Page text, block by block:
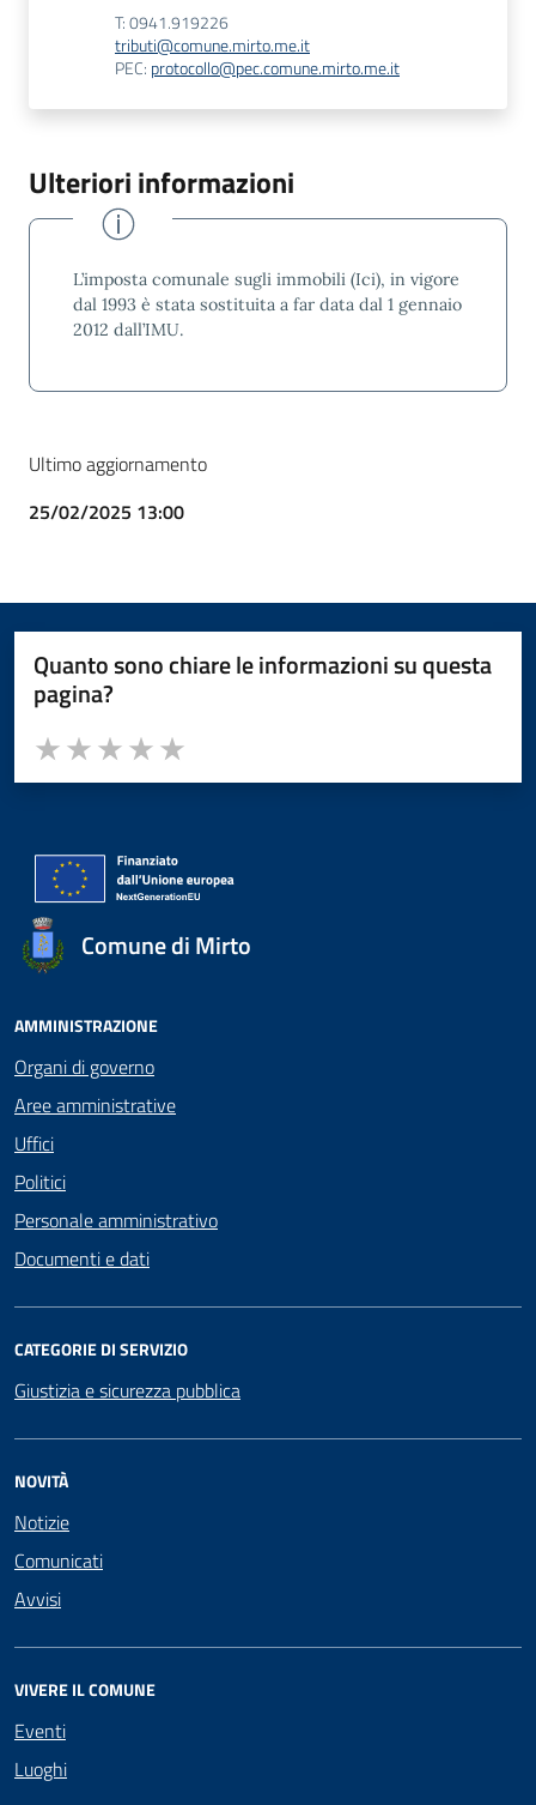
T: 0941.919226
tributi@comune.mirto.me.it
PEC: protocollo@pec.comune.mirto.me.it
Ulteriori informazioni
L’imposta comunale sugli immobili (Ici), in vigore
dal 1993 è stata sostituita a far data dal 1 gennaio
2012 dall’IMU.
Ultimo aggiornamento
25/02/2025 13:00
Quanto sono chiare le informazioni su questa
pagina?
Valuta da 1 a 5 stelle la pagina
Valuta 5 stelle su 5
Valuta 4 stelle su 5
Valuta 3 stelle su 5
Valuta 2 stelle su 5
Valuta 1 stelle su 5
Comune di Mirto
AMMINISTRAZIONE
Organi di governo
Aree amministrative
Uffici
Politici
Personale amministrativo
Documenti e dati
CATEGORIE DI SERVIZIO
Giustizia e sicurezza pubblica
NOVITÀ
Notizie
Comunicati
Avvisi
VIVERE IL COMUNE
Eventi
Luoghi